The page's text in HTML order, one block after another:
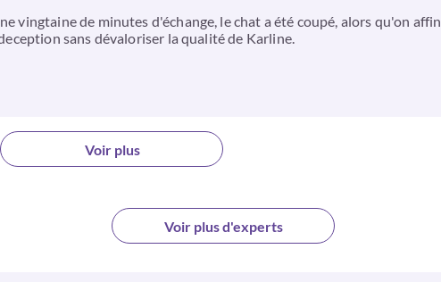
de minutes d'échange, le chat a été coupé, alors qu'on
sans dévaloriser la qualité de Karline.
Voir plus
Voir plus d'experts